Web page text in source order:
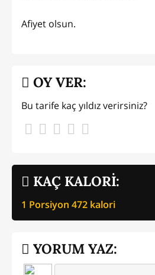
Afiyet olsun.
KAÇ KALORİ:
1 Porsiyon 472 kalori
OY VER:
Bu tarife kaç yıldız verirsiniz?
YORUM YAZ: